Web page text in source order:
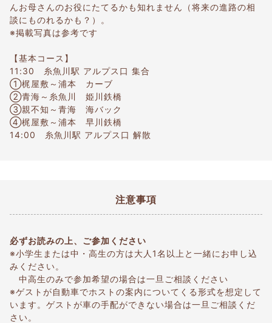
んお母さんのお役にたてるかも知れません（将来の進路の相
談にものれるかも？）。
※掲載写真は参考です
【基本コース】
11:30 糸魚川駅 アルプス口 集合
①梶屋敷～浦本 カーブ
②青海～糸魚川 姫川鉄橋
③親不知～青海 海バック
④梶屋敷～浦本 早川鉄橋
14:00 糸魚川駅 アルプス口 解散
注意事項
必ずお読みの上、ご参加ください
※小学生または中・高生の方は大人1名以上と一緒にお申し込
みください。
中高生のみで参加希望の場合は一旦ご相談ください
※ゲストが自動車でホストの案内についてくる形式を想定して
います。ゲストが車の手配ができない場合は一旦ご相談くだ
さい。